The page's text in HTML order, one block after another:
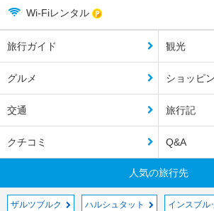
Wi-Fiレンタル
旅行ガイド 観光
グルメ ショッピ
交通 旅行記
クチコミ Q&A
人気の旅行先
ザルツブルク ハルシュタット インスブル